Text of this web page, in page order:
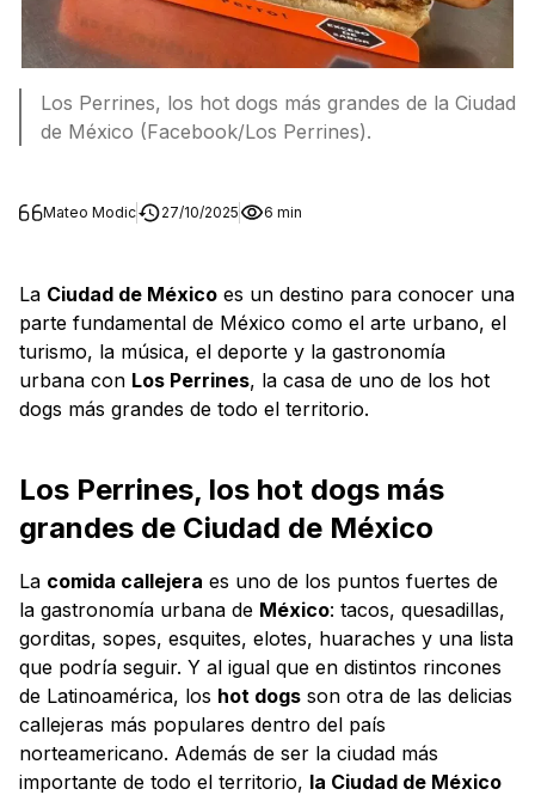
Los Perrines, los hot dogs más grandes de la Ciudad
de México (Facebook/Los Perrines).
Mateo Modic 27/10/2025 6 min
La Ciudad de México es un destino para conocer una
parte fundamental de México como el arte urbano, el
turismo, la música, el deporte y la gastronomía
urbana con Los Perrines, la casa de uno de los hot
dogs más grandes de todo el territorio.
Los Perrines, los hot dogs más
grandes de Ciudad de México
La comida callejera es uno de los puntos fuertes de
la gastronomía urbana de México: tacos, quesadillas,
gorditas, sopes, esquites, elotes, huaraches y una lista
que podría seguir. Y al igual que en distintos rincones
de Latinoamérica, los hot dogs son otra de las delicias
callejeras más populares dentro del país
norteamericano. Además de ser la ciudad más
importante de todo el territorio, la Ciudad de México